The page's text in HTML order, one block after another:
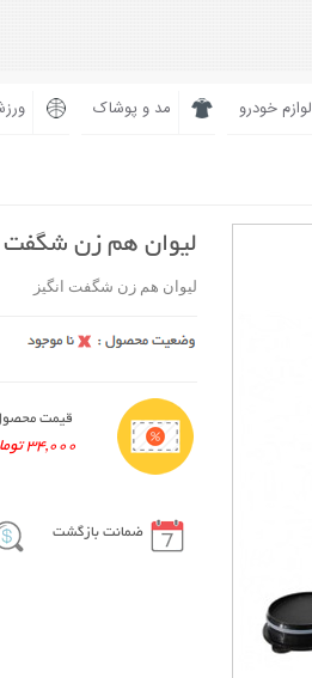
لوازم خودرو مد و پوشاک
لیوان هم زن شگفت
لیوان هم زن شگفت انگیز
قیمت
34,000 تومان
ضمانت بازگشت